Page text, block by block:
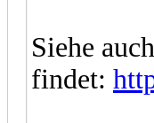
Siehe
findet: